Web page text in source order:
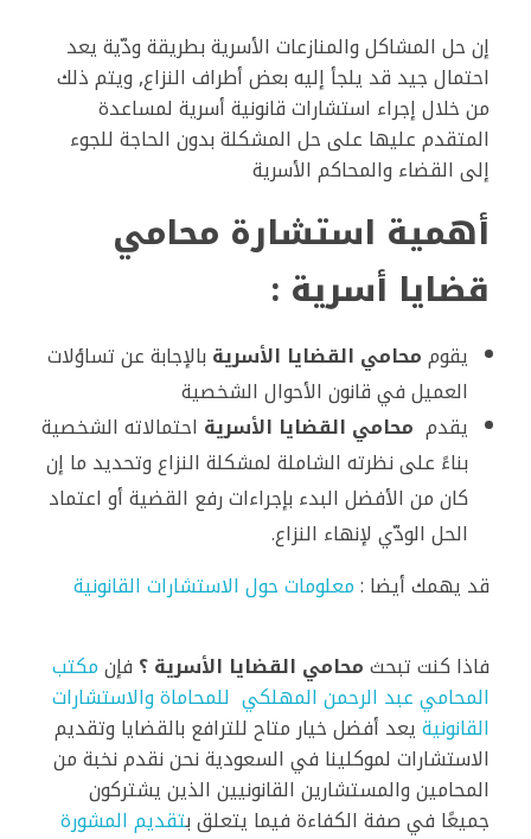
إن حل المشاكل والمنازعات الأسرية بطريقة ودّية يعد
احتمال جيد قد يلجأ إليه بعض أطراف النزاع, ويتم ذلك
من خلال إجراء استشارات قانونية أسرية لمساعدة
المتقدم عليها على حل المشكلة بدون الحاجة للجوء
إلى القضاء والمحاكم الأسرية
أهمية استشارة محامي
قضايا أسرية :
يقوممحامي القضايا الأسرية بالإجابة عن تساؤلات
العميل في قانون الأحوال الشخصية
يقدم محامي القضايا الأسرية احتمالاته الشخصية
بناءً على نظرته الشاملة لمشكلة النزاع وتحديد ما إن
كان من الأفضل البدء بإجراءات رفع القضية أو اعتماد
الحل الودّي لإنهاء النزاع.
قد يهمك أيضا :معلومات حول الاستشارات القانونية
فاذا كنت تبحثمحامي القضايا الأسرية ؟ فإنمكتب
المحامي عبد الرحمن المهلكي للمحاماة والاستشارات
القانونيةيعد أفضل خيار متاح للترافع بالقضايا وتقديم
الاستشارات لموكلينا في السعودية نحن نقدم نخبة من
المحامين والمستشارين القانونيين الذين يشتركون
جميعًا في صفة الكفاءة فيما يتعلق بتقديم المشورة